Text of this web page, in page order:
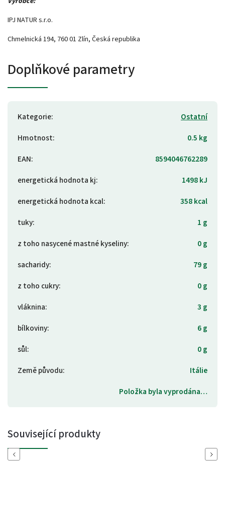
IPJ NATUR s.r.o.
Chmelnická 194, 760 01 Zlín, Česká republika
Doplňkové parametry
Kategorie:
Ostatní
Hmotnost:
0.5 kg
EAN:
8594046762289
energetická hodnota kj:
1498 kJ
energetická hodnota kcal:
358 kcal
tuky:
1 g
z toho nasycené mastné kyseliny:
0 g
sacharidy:
79 g
z toho cukry:
0 g
vláknina:
3 g
bílkoviny:
6 g
sůl:
0 g
Země původu:
Itálie
Položka byla vyprodána…
Související produkty
Previous Next